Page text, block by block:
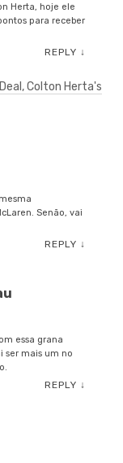
Herta, hoje ele
para receber
REPLY ↓
Colton Herta's
Senão, vai
REPLY ↓
essa grana
ser mais um no
REPLY ↓